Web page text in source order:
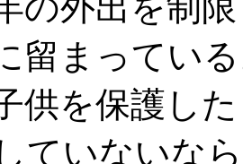
の外出を制
留まってい
供を保護し
ていないな